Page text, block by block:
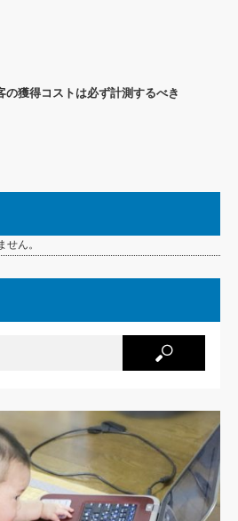
の獲得コストは必ず計測するべき
ん。